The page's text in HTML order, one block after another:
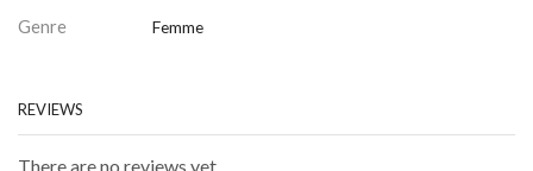
Genre Femme
REVIEWS
There are no reviews yet.